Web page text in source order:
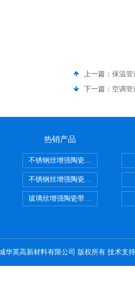
上一篇： 保温管
下一篇： 空调管
热销产品
不锈钢丝增强陶瓷纤维布，陶瓷布
不锈钢丝增强陶瓷纤维布应用范围
玻璃丝增强陶瓷带，硅酸铝纤维
华英高新材料有限公司 版权所有 技术支